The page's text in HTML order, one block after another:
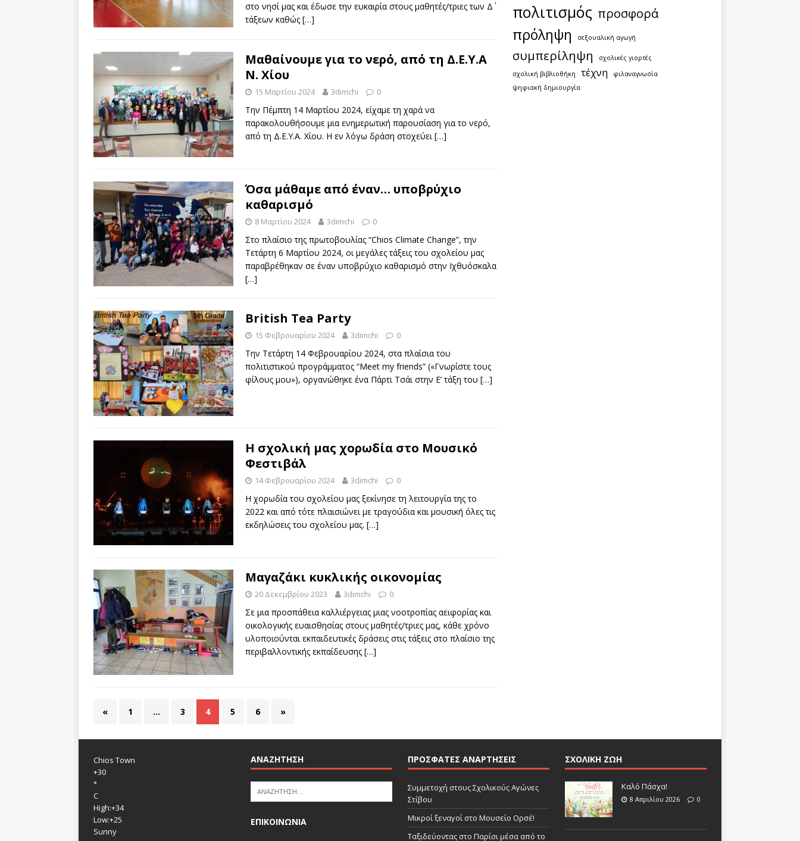
στο νησί μας και έδωσε την ευκαιρία στους μαθητές/τριες των Δ΄
τάξεων καθώς […]
Μαθαίνουμε για το νερό, από τη Δ.Ε.Υ.Α
Ν. Χίου
15 Μαρτίου 2024 3dimchi 0
Την Πέμπτη 14 Μαρτίου 2024, είχαμε τη χαρά να
παρακολουθήσουμε μια ενημερωτική παρουσίαση για το νερό,
από τη Δ.Ε.Υ.Α. Χίου. Η εν λόγω δράση στοχεύει[…]
Όσα μάθαμε από έναν… υποβρύχιο
καθαρισμό
8 Μαρτίου 2024 3dimchi 0
Στο πλαίσιο της πρωτοβουλίας “Chios Climate Change”, την
Τετάρτη 6 Μαρτίου 2024, οι μεγάλες τάξεις του σχολείου μας
παραβρέθηκαν σε έναν υποβρύχιο καθαρισμό στην Ιχθυόσκαλα
[…]
British Tea Party
15 Φεβρουαρίου 2024 3dimchi 0
Την Τετάρτη 14 Φεβρουαρίου 2024, στα πλαίσια του
πολιτιστικού προγράμματος “Meet my friends” («Γνωρίστε τους
φίλους μου»), οργανώθηκε ένα Πάρτι Τσάι στην Ε’ τάξη του […]
Η σχολική μας χορωδία στο Μουσικό
Φεστιβάλ
14 Φεβρουαρίου 2024 3dimchi 0
Η χορωδία του σχολείου μας ξεκίνησε τη λειτουργία της το
2022 και από τότε πλαισιώνει με τραγούδια και μουσική όλες τις
εκδηλώσεις του σχολείου μας. […]
Μαγαζάκι κυκλικής οικονομίας
20 Δεκεμβρίου 2023 3dimchi 0
Σε μια προσπάθεια καλλιέργειας μιας νοοτροπίας αειφορίας και
οικολογικής ευαισθησίας στους μαθητές/τριες μας, κάθε χρόνο
υλοποιούνται εκπαιδευτικές δράσεις στις τάξεις στο πλαίσιο της
περιβαλλοντικής εκπαίδευσης […]
« 1 … 3 4 5 6 »
πολιτισμός προσφορά
πρόληψη σεξουαλική αγωγή
συμπερίληψη
σχολικές γιορτές
σχολική βιβλιοθήκη
τέχνη
φιλαναγνωσία
ψηφιακή δημιουργία
Chios Town
+30
°
C
High:+34
Low:+25
Sunny
ΑΝΑΖΉΤΗΣΗ
ΕΠΙΚΟΙΝΩΝΙΑ
ΠΡΌΣΦΑΤΕΣ ΑΝΑΡΤΉΣΕΙΣ
Συμμετοχή στους Σχολικούς Αγώνες
Στίβου
Μικροί ξεναγοί στο Μουσείο Ορσέ!
Ταξιδεύοντας στο Παρίσι μέσα από το
ΣΧΟΛΙΚΗ ΖΩΗ
Καλό Πάσχα!
8 Απριλίου 2026 0